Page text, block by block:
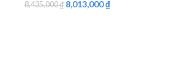
8,435,000₫ 8,013,000₫